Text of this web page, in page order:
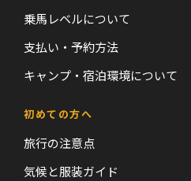
乗馬レベルについて
支払い・予約方法
キャンプ・宿泊環境について
初めての方へ
旅行の注意点
気候と服装ガイド